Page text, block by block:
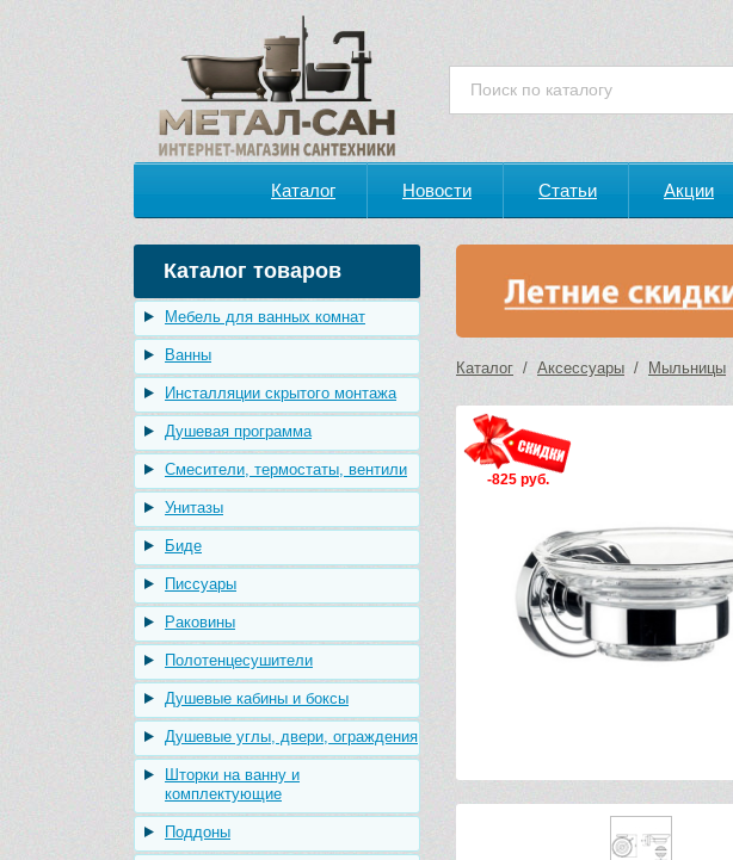
Каталог Новости Статьи Акции
Каталог товаров
Мебель для ванных комнат
Ванны
Инсталляции скрытого монтажа
Душевая программа
Смесители, термостаты, вентили
Унитазы
Биде
Писсуары
Раковины
Полотенцесушители
Душевые кабины и боксы
Душевые углы, двери, ограждения
Шторки на ванну и
комплектующие
Поддоны
Каталог / Аксессуары / Мыльницы
-825 руб.